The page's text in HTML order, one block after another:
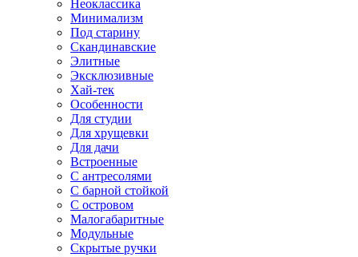
Неоклассика
Минимализм
Под старину
Скандинавские
Элитные
Эксклюзивные
Хай-тек
Особенности
Для студии
Для хрущевки
Для дачи
Встроенные
С антресолями
С барной стойкой
С островом
Малогабаритные
Модульные
Скрытые ручки